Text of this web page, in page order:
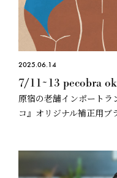
2025.06.14
7/11~13 pecobra
原宿の老舗インポート
コ』オリジナル補正用ブ